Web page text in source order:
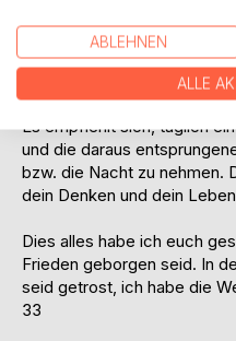
Reise durch das Buch der
jeder Thematik einer jeden
Es empfiehlt sich, täglich
und die daraus
bzw. die Nacht zu nehmen.
dein Denken und dein
Dies alles habe ich euch
Frieden geborgen seid. In
seid getrost, ich habe die
33
ABLEHNEN
ALLE